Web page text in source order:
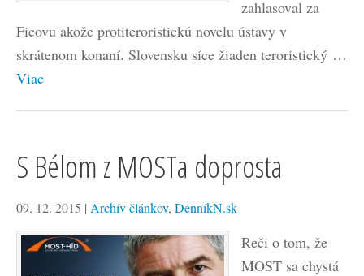
zahlasoval za
Ficovu akože protiteroristickú novelu ústavy v
skrátenom konaní. Slovensku síce žiaden teroristický …
Viac
S Bélom z MOSTa doprosta
09. 12. 2015 | Archív článkov, DenníkN.sk
Reči o tom, že
MOST sa chystá